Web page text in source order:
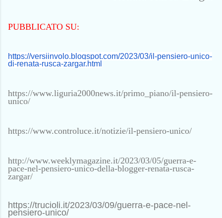
PUBBLICATO SU:
https://versiinvolo.blogspot.com/2023/03/il-pensiero-unico-
di-renata-rusca-zargar.html
https://www.liguria2000news.it/primo_piano/il-pensiero-
unico/
https://www.controluce.it/notizie/il-pensiero-unico/
http://www.weeklymagazine.it/2023/03/05/guerra-e-
pace-nel-pensiero-unico-della-blogger-renata-rusca-
zargar/
https://trucioli.it/2023/03/09/guerra-e-pace-nel-
pensiero-unico/